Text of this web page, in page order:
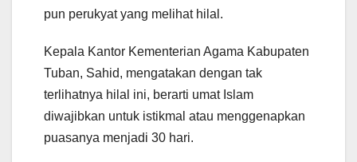
pun perukyat yang melihat hilal.
Kepala Kantor Kementerian Agama Kabupaten
Tuban, Sahid, mengatakan dengan tak
terlihatnya hilal ini, berarti umat Islam
diwajibkan untuk istikmal atau menggenapkan
puasanya menjadi 30 hari.